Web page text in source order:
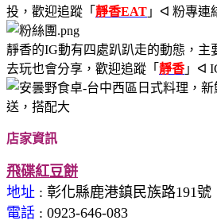
投，歡迎追蹤 「 靜香EAT 」ᐊ 粉專連
靜香的IG動有四處趴趴走的動態，主
去玩也會分享，歡迎追蹤 「 靜香 」ᐊ
店家資訊
飛碟紅豆餅
地址 : 彰化縣鹿港鎮民族路191號
電話 : 0923-646-083